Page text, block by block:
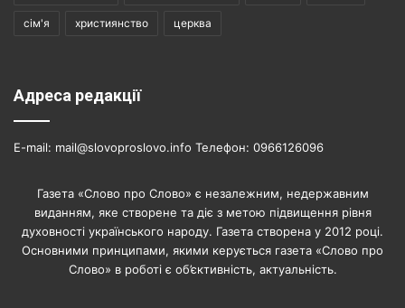
сім'я християнство церква
Адреса редакції
E-mail: mail@slovoproslovo.info Телефон: 0966126096
Газета «Слово про Слово» є незалежним, недержавним
виданням, яке створене та діє з метою підвищення рівня
духовності українського народу. Газета створена у 2012 році.
Основними принципами, якими керується газета «Слово про
Слово» в роботі є об’єктивність, актуальність.